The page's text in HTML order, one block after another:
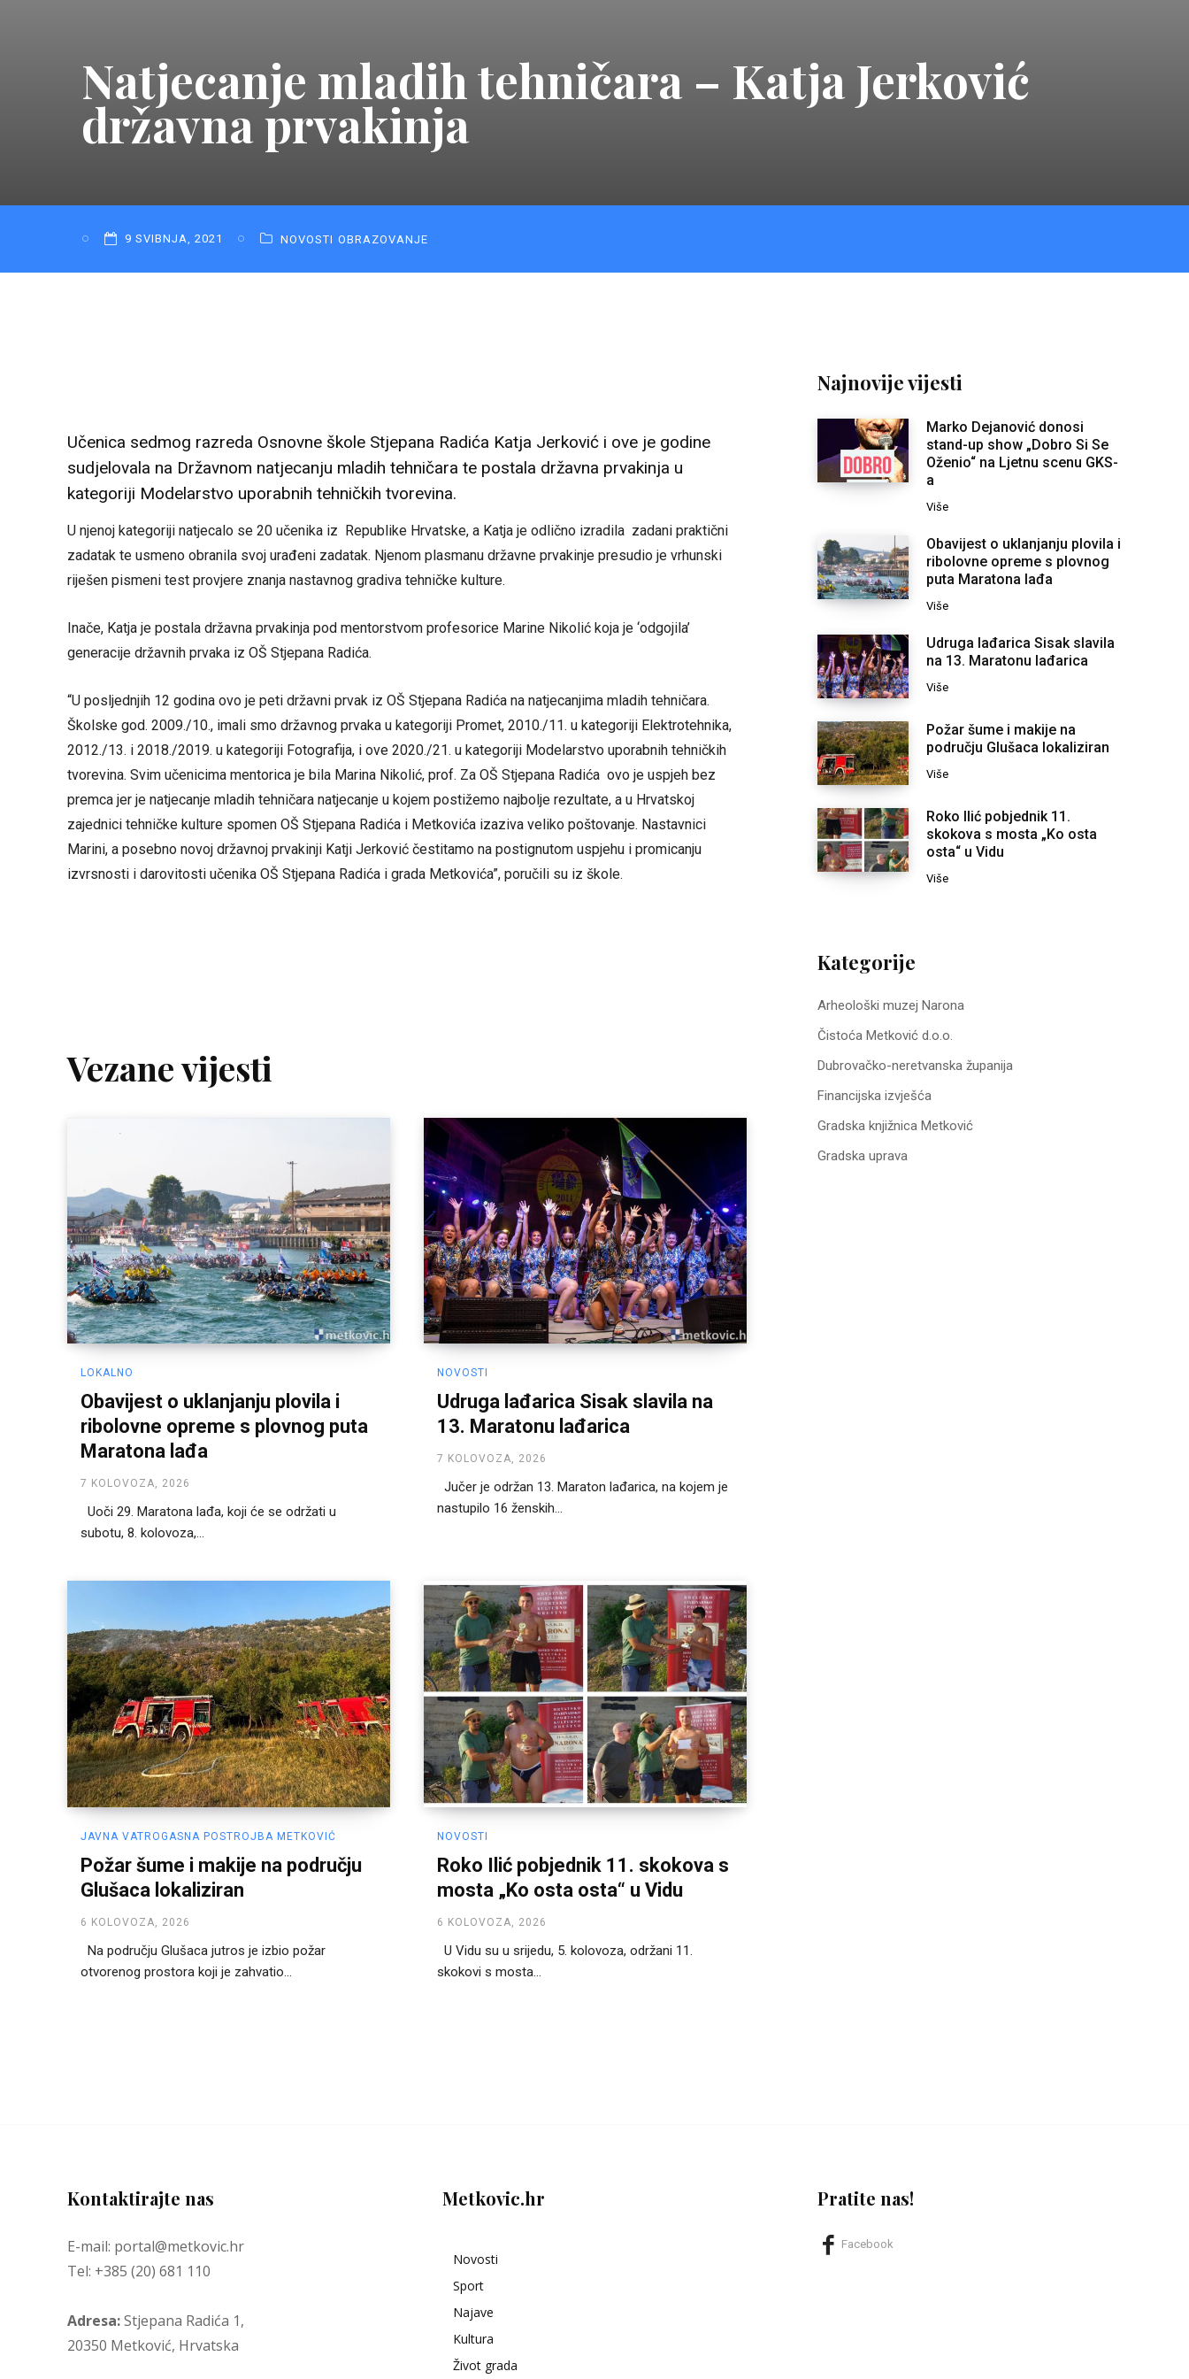
Natjecanje mladih tehničara – Katja Jerković
državna prvakinja
9 SVIBNJA, 2021 NOVOSTI OBRAZOVANJE
Učenica sedmog razreda Osnovne škole Stjepana Radića Katja Jerković i ove je godine
sudjelovala na Državnom natjecanju mladih tehničara te postala državna prvakinja u
kategoriji Modelarstvo uporabnih tehničkih tvorevina.
U njenoj kategoriji natjecalo se 20 učenika iz Republike Hrvatske, a Katja je odlično izradila zadani praktični
zadatak te usmeno obranila svoj urađeni zadatak. Njenom plasmanu državne prvakinje presudio je vrhunski
riješen pismeni test provjere znanja nastavnog gradiva tehničke kulture.
Inače, Katja je postala državna prvakinja pod mentorstvom profesorice Marine Nikolić koja je ‘odgojila’
generacije državnih prvaka iz OŠ Stjepana Radića.
“U posljednjih 12 godina ovo je peti državni prvak iz OŠ Stjepana Radića na natjecanjima mladih tehničara.
Školske god. 2009./10., imali smo državnog prvaka u kategoriji Promet, 2010./11. u kategoriji Elektrotehnika,
2012./13. i 2018./2019. u kategoriji Fotografija, i ove 2020./21. u kategoriji Modelarstvo uporabnih tehničkih
tvorevina. Svim učenicima mentorica je bila Marina Nikolić, prof. Za OŠ Stjepana Radića ovo je uspjeh bez
premca jer je natjecanje mladih tehničara natjecanje u kojem postižemo najbolje rezultate, a u Hrvatskoj
zajednici tehničke kulture spomen OŠ Stjepana Radića i Metkovića izaziva veliko poštovanje. Nastavnici
Marini, a posebno novoj državnoj prvakinji Katji Jerković čestitamo na postignutom uspjehu i promicanju
izvrsnosti i darovitosti učenika OŠ Stjepana Radića i grada Metkovića”, poručili su iz škole.
Vezane vijesti
LOKALNO
Obavijest o uklanjanju plovila i
ribolovne opreme s plovnog puta
Maratona lađa
7 KOLOVOZA, 2026
Uoči 29. Maratona lađa, koji će se održati u
subotu, 8. kolovoza,...
NOVOSTI
Udruga lađarica Sisak slavila na
13. Maratonu lađarica
7 KOLOVOZA, 2026
Jučer je održan 13. Maraton lađarica, na kojem je
nastupilo 16 ženskih...
JAVNA VATROGASNA POSTROJBA METKOVIĆ
Požar šume i makije na području
Glušaca lokaliziran
6 KOLOVOZA, 2026
Na području Glušaca jutros je izbio požar
otvorenog prostora koji je zahvatio...
NOVOSTI
Roko Ilić pobjednik 11. skokova s
mosta „Ko osta osta“ u Vidu
6 KOLOVOZA, 2026
U Vidu su u srijedu, 5. kolovoza, održani 11.
skokovi s mosta...
Najnovije vijesti
Marko Dejanović donosi
stand-up show „Dobro Si Se
Oženio“ na Ljetnu scenu GKS-
a
Više
Obavijest o uklanjanju plovila i
ribolovne opreme s plovnog
puta Maratona lađa
Više
Udruga lađarica Sisak slavila
na 13. Maratonu lađarica
Više
Požar šume i makije na
području Glušaca lokaliziran
Više
Roko Ilić pobjednik 11.
skokova s mosta „Ko osta
osta“ u Vidu
Više
Kategorije
Arheološki muzej Narona
Čistoća Metković d.o.o.
Dubrovačko-neretvanska županija
Financijska izvješća
Gradska knjižnica Metković
Gradska uprava
Kontaktirajte nas
E-mail: portal@metkovic.hr
Tel: +385 (20) 681 110
Adresa:Stjepana Radića 1,
20350 Metković, Hrvatska
Metkovic.hr
Novosti
Sport
Najave
Kultura
Život grada
Pratite nas!
Facebook